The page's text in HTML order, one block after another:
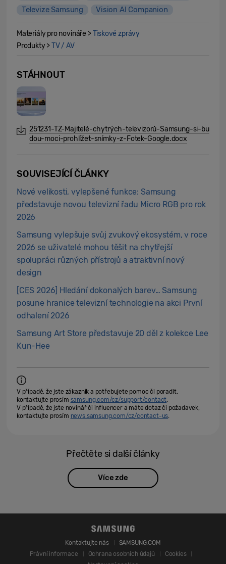
Televize Samsung
Vision AI Companion
Materiály pro novináře >Tiskové zprávy
Produkty >TV / AV
STÁHNOUT
251231-TZ-Majitelé-chytrých-televizorů-Samsung-si-bu
dou-moci-prohlížet-snímky-z-Fotek-Google.docx
SOUVISEJÍCÍ ČLÁNKY
Nové velikosti, vylepšené funkce: Samsung
představuje novou televizní řadu Micro RGB pro rok
2026
Samsung vylepšuje svůj zvukový ekosystém, v roce
2026 se uživatelé mohou těšit na chytřejší
spolupráci různých přístrojů a atraktivní nový
design
[CES 2026] Hledání dokonalých barev… Samsung
posune hranice televizní technologie na akci První
odhalení 2026
Samsung Art Store představuje 20 děl z kolekce Lee
Kun-Hee
V případě, že jste zákazník a potřebujete pomoc či poradit,
kontaktujte prosím samsung.com/cz/support/contact
V případě, že jste novinář či influencer a máte dotaz či požadavek,
kontaktujte prosím news.samsung.com/cz/contact-us
Přečtěte si další články
Více zde
Kontaktujte nás
SAMSUNG.COM
Právní informace
Ochrana osobních údajů
Cookies